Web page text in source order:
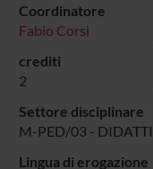
Coordinatore
Fabio Corsi
crediti
2
Settore disciplinare
M-PED/03 -
Lingua di erogazione